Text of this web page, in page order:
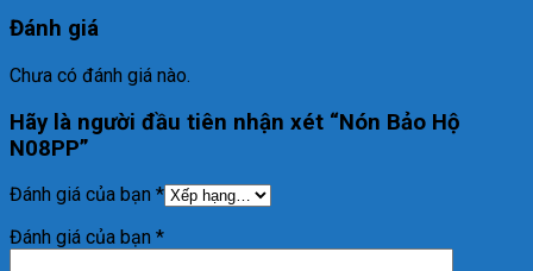
Đánh giá
Chưa có đánh giá nào.
Hãy là người đầu tiên nhận xét “Nón Bảo Hộ
N08PP”
Đánh giá của bạn *
Đánh giá của bạn *